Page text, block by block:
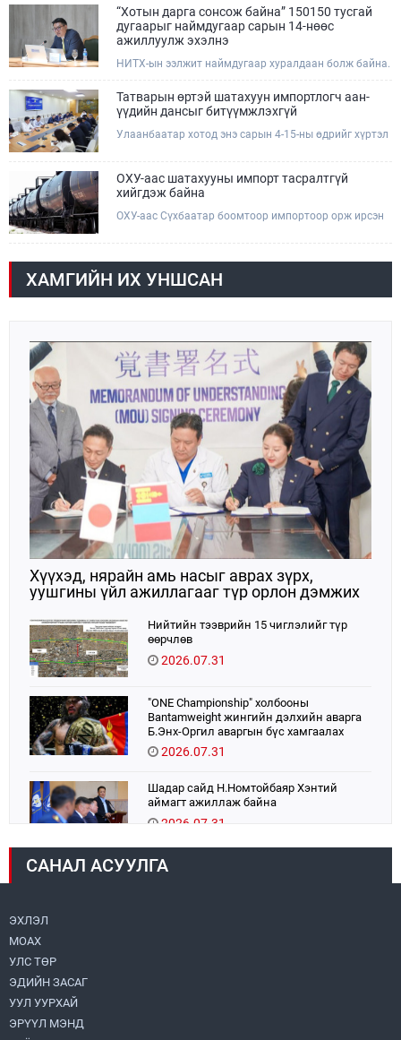
өдөр /2026.08.06/ Сутай хайрхны тэнгэрийг тайх
төрийн тахилга боллоо.
“Хотын дарга сонсож байна” 150150 тусгай
дугаарыг наймдугаар сарын 14-нөөс
ажиллуулж эхэлнэ
НИТХ-ын ээлжит наймдугаар хуралдаан болж байна.
захиргааны байгууллага, албан тушаалтанд 2025,
2026 оны эхний хагас жилийн байдлаар иргэдээс
ирсэн өргөдөл, гомдлын шийдвэрлэлтийн тайлан
мэдээллийг сонслоо.
Татварын өртэй шатахуун импортлогч аан-
үүдийн дансыг битүүмжлэхгүй
Улаанбаатар хотод энэ сарын 4-15-ны өдрийг хүртэл
шатахуун түгээх станцуудын өдрийн борлуулалт хоёр
дахин буурч нэг машиныг цэнэглэх хурд нэмэгдсэн
танилцууллаа.
ОХУ-аас шатахууны импорт тасралтгүй
хийгдэж байна
ОХУ-аас Сүхбаатар боомтоор импортоор орж ирсэн
АИ-92 автобензин орж иржээ.
ХАМГИЙН ИХ УНШСАН
Хүүхэд, нярайн амь насыг аврах зүрх,
уушгины үйл ажиллагааг түр орлон дэмжих
Нийтийн тээврийн 15 чиглэлийг түр
өөрчлөв
2026.07.31
"ONE Championship" холбооны
Bantamweight жингийн дэлхийн аварга
Б.Энх-Оргил аваргын бүс хамгаалах
тулаанаа өнөөдөр хийнэ.
2026.07.31
Шадар сайд Н.Номтойбаяр Хэнтий
аймагт ажиллаж байна
2026.07.31
Авто зам шинээр барина
САНАЛ АСУУЛГА
ЭХЛЭЛ
МОАХ
УЛС ТӨР
ЭДИЙН ЗАСАГ
УУЛ УУРХАЙ
ЭРҮҮЛ МЭНД